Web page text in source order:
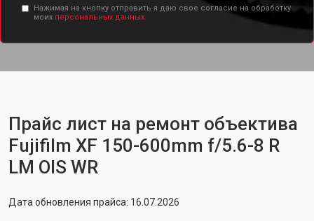
Нажимая на кнопку отправить я даю свое согласие на обработку
моих персональных данных.
Прайс лист на ремонт объектива
Fujifilm XF 150-600mm f/5.6-8 R
LM OIS WR
Дата обновления прайса: 16.07.2026